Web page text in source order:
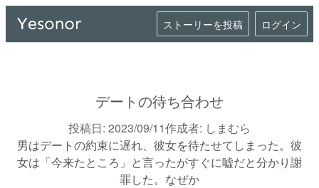
ストーリーを投稿 ログイン
デートの待ち合わせ
投稿日: 2023/09/11作成者: しまむら
男はデートの約束に遅れ、彼女を待たせてしまった。彼
女は「今来たところ」と言ったがすぐに嘘だと分かり謝
罪した。なぜか